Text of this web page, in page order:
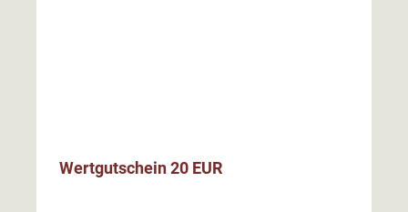
Wertgutschein 20 EUR